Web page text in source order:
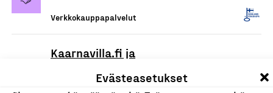
Evästeasetukset
Verkkokauppapalvelut
Kaarnavilla.fi ja
verkkokaupat